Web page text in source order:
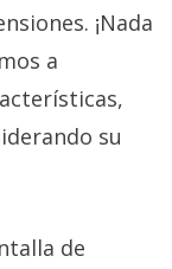
¡Nada
a
su
de